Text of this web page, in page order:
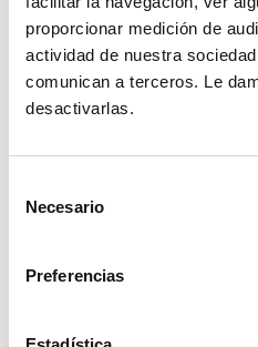
proporcionar medición de
actividad de nuestra
comunican a terceros. Le
desactivarlas.
Necesario
Preferencias
Ref. : 1820371 EN STOCK
Precio al público 15.90 € con IVA
AÑADIR A LA CESTA